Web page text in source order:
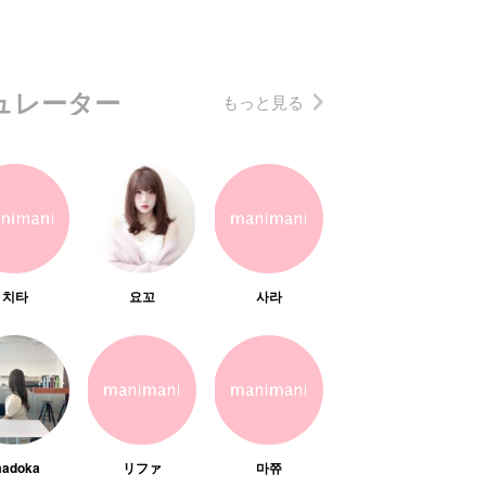
レーター もっと見る
치타 요꼬 사라
リファ 마쮸